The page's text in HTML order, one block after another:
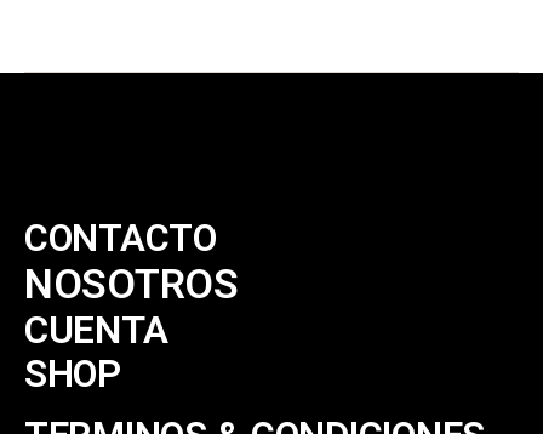
CONTACTO
NOSOTROS
CUENTA
SHOP